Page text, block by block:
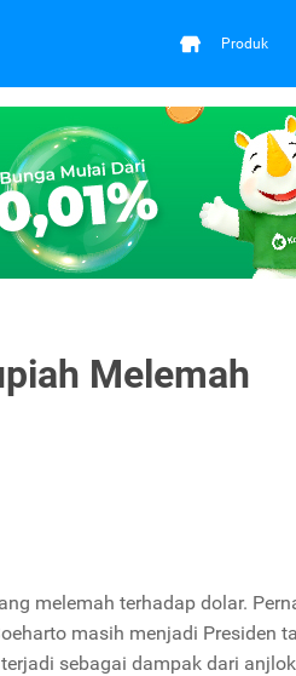
Produk
Melemah
melemah terhadap dolar.
masih menjadi Presiden
sebagai dampak dari